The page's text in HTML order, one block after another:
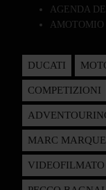
AGENDA
AMOTOMIO
DUCATI
COMPETIZIONI
MARC
VIDEOFILMATO